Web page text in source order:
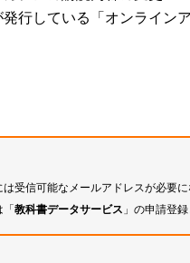
発行している「オンライン
は受信可能なメールアドレスが必要に
「教科書データサービス 」の申請登